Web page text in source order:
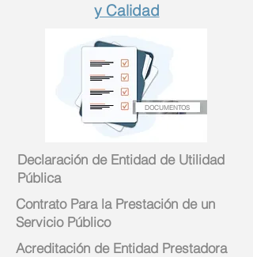
y Calidad
DOCUMENTOS
Declaración de Entidad de Utilidad
Pública
Contrato Para la Prestación de un
Servicio Público
Acreditación de Entidad Prestadora